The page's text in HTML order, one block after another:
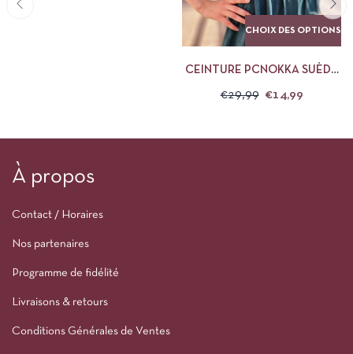
CHOIX DES OPTIONS
CEINTURE PCNOKKA SUÈDE
€29,99 €14,99
À propos
Contact / Horaires
Nos partenaires
Programme de fidélité
Livraisons & retours
Conditions Générales de Ventes